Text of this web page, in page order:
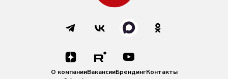
О компанииВакансииБрендингКонтакты